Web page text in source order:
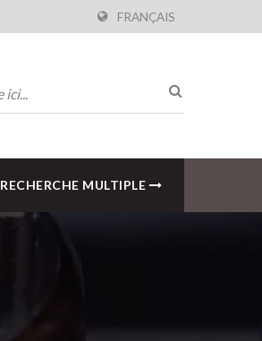
FRANÇAIS
RECHERCHE MULTIPLE